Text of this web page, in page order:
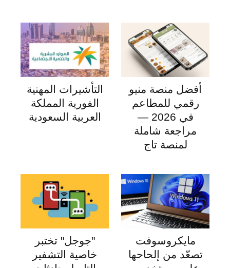
أفضل منصة منيو
رقمي للمطاعم
في 2026 —
مراجعة شاملة
لمنصة تاج
التأشيرات المهنية
الفورية المملكة
العربية السعودية
مايكروسوفت
تصعّد من إلحاحها
"جوجل" تختبر
خاصية التشفير